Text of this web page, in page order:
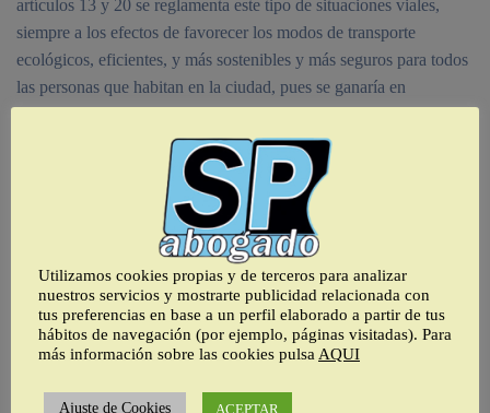
artículos 13 y 20 se reglamenta este tipo de situaciones viales,
siempre a los efectos de favorecer los modos de transporte
ecológicos, eficientes, y más sostenibles y más seguros para todos
las personas que habitan en la ciudad, pues se ganaría en
Sin olvidar, la necesaria presencia de policía local – desaparecida
en el territorio urbano – que patrullara las aceras y los paseos de
nuestras ciudades, obligando a cumplir la normativa y corrigiendo
los indeseables excesos, que convierten nuestras aceras, en
auténticas trampas, donde los peatones, no pueden caminar con la
tranquilidad que merecen.
Anteriores Siguientes
Utilizamos cookies propias y de terceros para analizar
nuestros servicios y mostrarte publicidad relacionada con
tus preferencias en base a un perfil elaborado a partir de tus
hábitos de navegación (por ejemplo, páginas visitadas). Para
más información sobre las cookies pulsa AQUI
Ajuste de Cookies ACEPTAR